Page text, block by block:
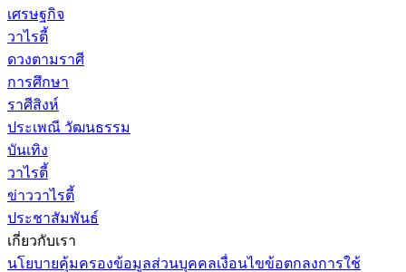
เศรษฐกิจ
วาไรตี้
ดวงตามราศี
การศึกษา
ราศีสิงห์
ประเพณี วัฒนธรรม
บันเทิง
วาไรตี้
ข่าววาไรตี้
ประชาสัมพันธ์
เกี่ยวกับเรา
นโยบายคุ้มครองข้อมูลส่วนบุคคลเงื่อนไขข้อตกลงการใช้